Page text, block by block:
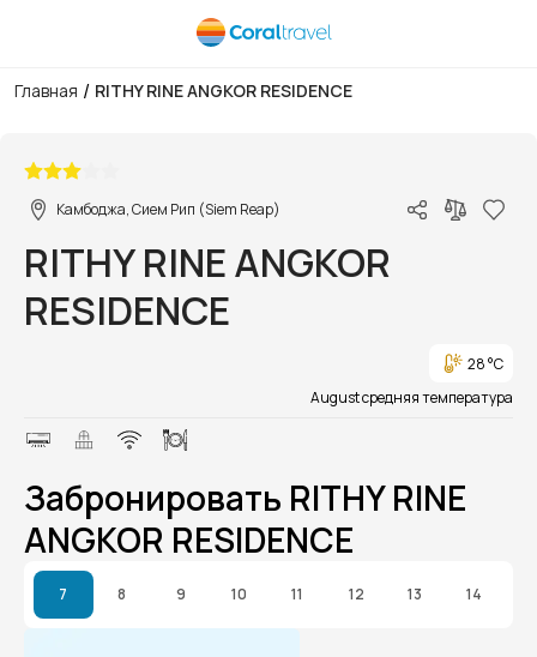
Главная / RITHY RINE ANGKOR RESIDENCE
Камбоджа, Сием Рип (Siem Reap)
RITHY RINE ANGKOR
RESIDENCE
28 °C
August средняя температура
Забронировать RITHY RINE
ANGKOR RESIDENCE
7 8 9 10 11 12 13 14